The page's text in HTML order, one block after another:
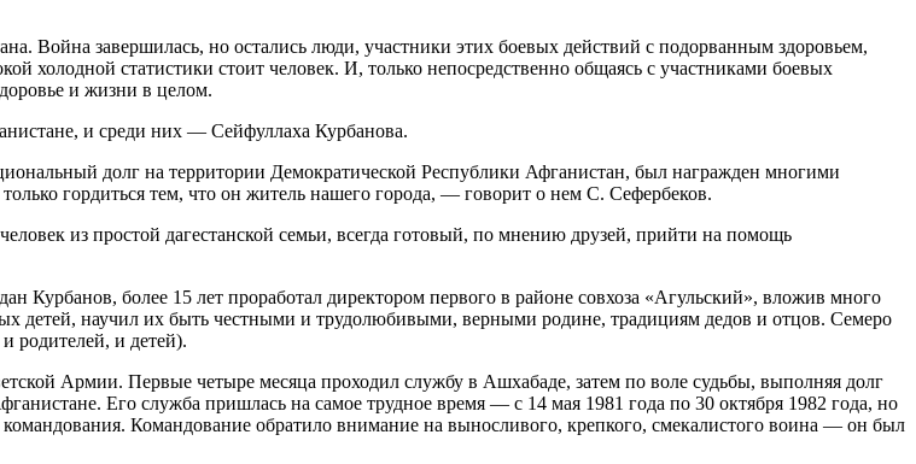
Война завершилась, но остались люди, участники этих боевых действий с подорванным здоровьем,
холодной статистики стоит человек. И, только непосредственно общаясь с участниками боевых
и жизни в целом.
и среди них — Сейфуллаха Курбанова.
долг на территории Демократической Республики Афганистан, был награжден многими
гордиться тем, что он житель нашего города, — говорит о нем С. Сефербеков.
из простой дагестанской семьи, всегда готовый, по мнению друзей, прийти на помощь
Курбанов, более 15 лет проработал директором первого в районе совхоза «Агульский», вложив много
детей, научил их быть честными и трудолюбивыми, верными родине, традициям дедов и отцов. Семеро
родителей, и детей).
Армии. Первые четыре месяца проходил службу в Ашхабаде, затем по воле судьбы, выполняя долг
Его служба пришлась на самое трудное время — с 14 мая 1981 года по 30 октября 1982 года, но
Командование обратило внимание на выносливого, крепкого, смекалистого воина — он был